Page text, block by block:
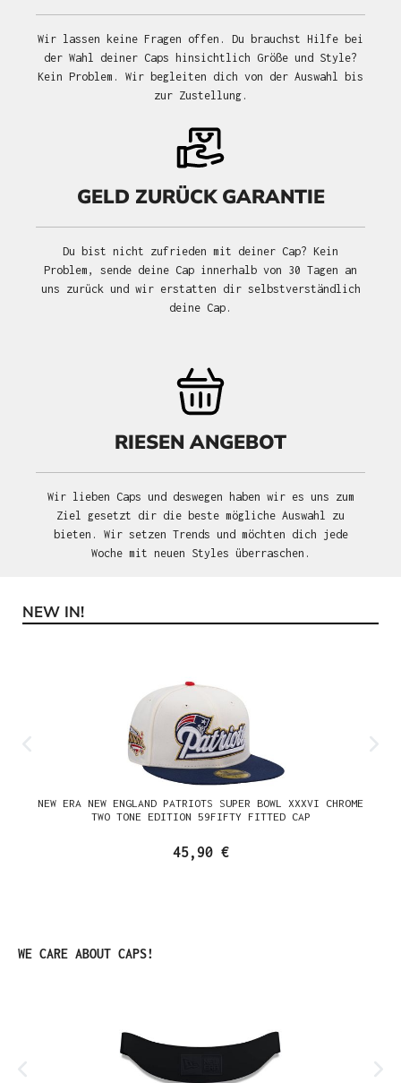
Wir lassen keine Fragen offen. Du brauchst Hilfe bei
der Wahl deiner Caps hinsichtlich Größe und Style?
Kein Problem. Wir begleiten dich von der Auswahl bis
zur Zustellung.
GELD ZURÜCK GARANTIE
Du bist nicht zufrieden mit deiner Cap? Kein
Problem, sende deine Cap innerhalb von 30 Tagen an
uns zurück und wir erstatten dir selbstverständlich
deine Cap.
RIESEN ANGEBOT
Wir lieben Caps und deswegen haben wir es uns zum
Ziel gesetzt dir die beste mögliche Auswahl zu
bieten. Wir setzen Trends und möchten dich jede
Woche mit neuen Styles überraschen.
Produktgalerie überspringen
NEW IN!
NEW ERA NEW ENGLAND PATRIOTS SUPER BOWL XXXVI CHROME
TWO TONE EDITION 59FIFTY FITTED CAP
45,90 €
Produktgalerie überspringen
WE CARE ABOUT CAPS!